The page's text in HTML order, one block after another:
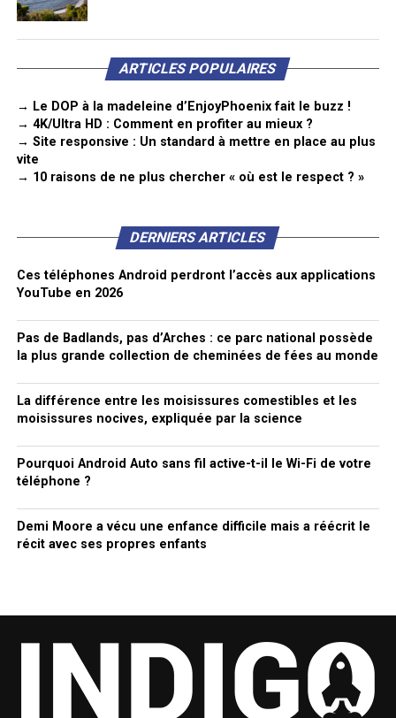
ARTICLES POPULAIRES
→ Le DOP à la madeleine d’EnjoyPhoenix fait le buzz !
→ 4K/Ultra HD : Comment en profiter au mieux ?
→ Site responsive : Un standard à mettre en place au plus
vite
→ 10 raisons de ne plus chercher « où est le respect ? »
DERNIERS ARTICLES
Ces téléphones Android perdront l’accès aux applications
YouTube en 2026
Pas de Badlands, pas d’Arches : ce parc national possède
la plus grande collection de cheminées de fées au monde
La différence entre les moisissures comestibles et les
moisissures nocives, expliquée par la science
Pourquoi Android Auto sans fil active-t-il le Wi-Fi de votre
téléphone ?
Demi Moore a vécu une enfance difficile mais a réécrit le
récit avec ses propres enfants